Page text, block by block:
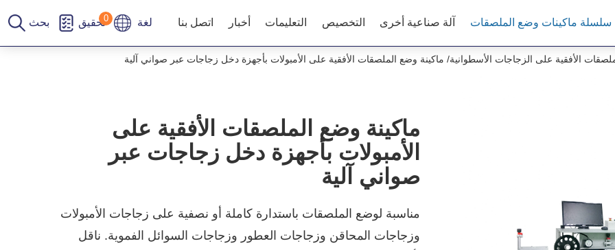
لغة تحقيق0 بحث سلسلة ماكينات وضع الملصقات آلة صناعية أخرى التخصيص التعليمات أخبار اتصل بنا
الأفقية على الزجاجات الأسطوانية ماكينة وضع الملصقات الأفقية على الأمبولات بأجهزة دخل زجاجات عبر صواني آلية
ماكينة وضع الملصقات الأفقية على
الأمبولات بأجهزة دخل زجاجات عبر
صواني آلية
مناسبة لوضع الملصقات باستدارة كاملة أو نصفية على زجاجات الأمبولات
وزجاجات المحاقن وزجاجات العطور وزجاجات السوائل الفموية. ناقل
لوحة إدارة ملفات تعريف الارتباط